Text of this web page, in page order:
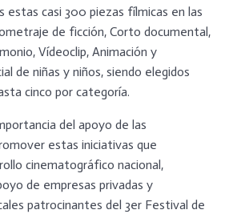
estas casi 300 piezas fílmicas en las
de ficción, Corto documental,
Vídeoclip, Animación y
de niñas y niños, siendo elegidos
cinco por categoría.
del apoyo de las
estas iniciativas que
cinematográfico nacional,
de empresas privadas y
patrocinantes del 3er Festival de